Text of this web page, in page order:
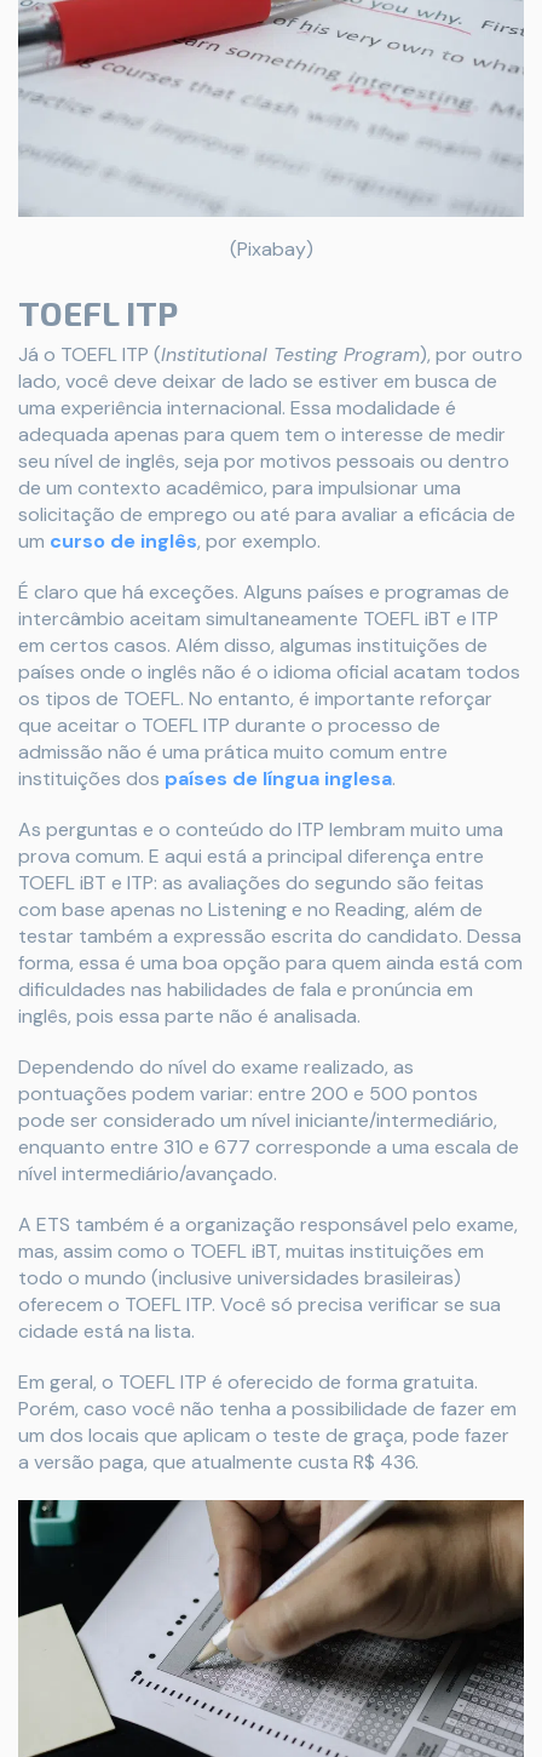
(Pixabay)
TOEFL ITP
Já o TOEFL ITP (Institutional Testing Program), por outro
lado, você deve deixar de lado se estiver em busca de
uma experiência internacional. Essa modalidade é
adequada apenas para quem tem o interesse de medir
seu nível de inglês, seja por motivos pessoais ou dentro
de um contexto acadêmico, para impulsionar uma
solicitação de emprego ou até para avaliar a eficácia de
um curso de inglês, por exemplo.
É claro que há exceções. Alguns países e programas de
intercâmbio aceitam simultaneamente TOEFL iBT e ITP
em certos casos. Além disso, algumas instituições de
países onde o inglês não é o idioma oficial acatam todos
os tipos de TOEFL. No entanto, é importante reforçar
que aceitar o TOEFL ITP durante o processo de
admissão não é uma prática muito comum entre
instituições dos países de língua inglesa.
As perguntas e o conteúdo do ITP lembram muito uma
prova comum. E aqui está a principal diferença entre
TOEFL iBT e ITP: as avaliações do segundo são feitas
com base apenas no Listening e no Reading, além de
testar também a expressão escrita do candidato. Dessa
forma, essa é uma boa opção para quem ainda está com
dificuldades nas habilidades de fala e pronúncia em
inglês, pois essa parte não é analisada.
Dependendo do nível do exame realizado, as
pontuações podem variar: entre 200 e 500 pontos
pode ser considerado um nível iniciante/intermediário,
enquanto entre 310 e 677 corresponde a uma escala de
nível intermediário/avançado.
A ETS também é a organização responsável pelo exame,
mas, assim como o TOEFL iBT, muitas instituições em
todo o mundo (inclusive universidades brasileiras)
oferecem o TOEFL ITP. Você só precisa verificar se sua
cidade está na lista.
Em geral, o TOEFL ITP é oferecido de forma gratuita.
Porém, caso você não tenha a possibilidade de fazer em
um dos locais que aplicam o teste de graça, pode fazer
a versão paga, que atualmente custa R$ 436.